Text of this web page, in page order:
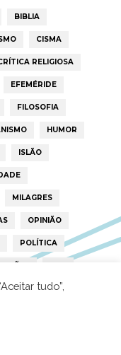
BIBLIA
CISMA
RELIGIOSA
EFEMÉRIDE
FILOSOFIA
HUMOR
ISLÃO
MILAGRES
OPINIÃO
POLÍTICA
RTP
tudo”,